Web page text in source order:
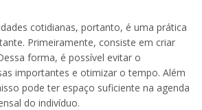
cotidianas, portanto, é uma prática
Primeiramente, consiste em criar
forma, é possível evitar o
importantes e otimizar o tempo. Além
pode ter espaço suficiente na agenda
do indivíduo.